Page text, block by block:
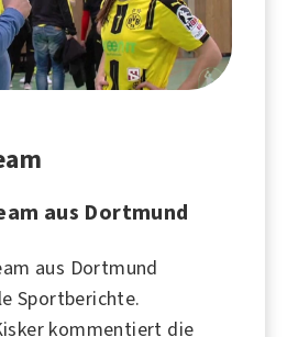
aus Dortmund
aus Dortmund
Sportberichte.
kommentiert die